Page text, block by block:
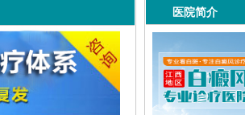
医院简介